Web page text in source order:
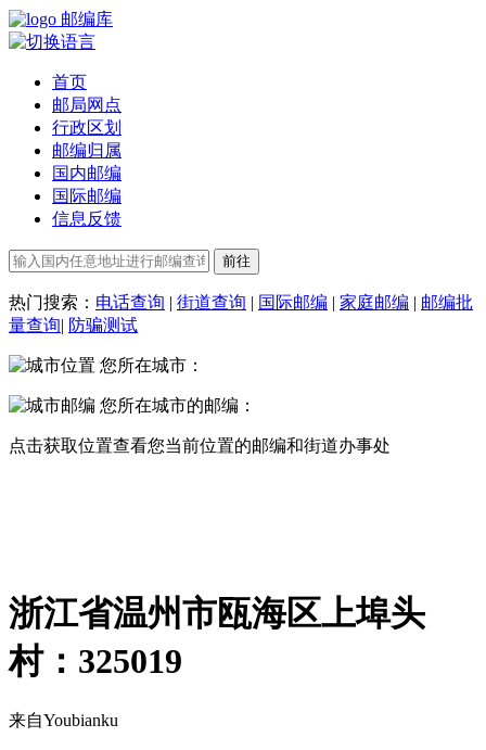
邮编库
首页
邮局网点
行政区划
邮编归属
国内邮编
国际邮编
信息反馈
热门搜索： 电话查询 | 街道查询 | 国际邮编 | 家庭邮编 | 邮编批
量查询| 防骗测试
您所在城市：
您所在城市的邮编：
点击获取位置查看您当前位置的邮编和街道办事处
浙江省温州市瓯海区上埠头
村：325019
来自Youbianku